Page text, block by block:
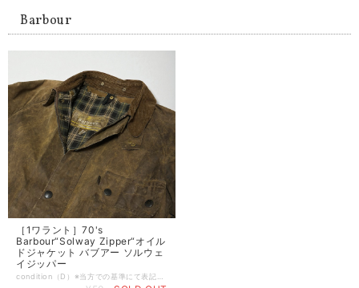
Barbour
［1ワラント］70's
Barbour“Solway Zipper“オイル
ドジャケット バブアー ソルウェ
イジッパー